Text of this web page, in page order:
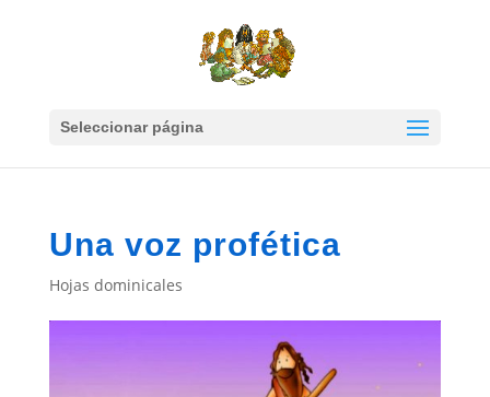
Seleccionar página
Una voz profética
Hojas dominicales